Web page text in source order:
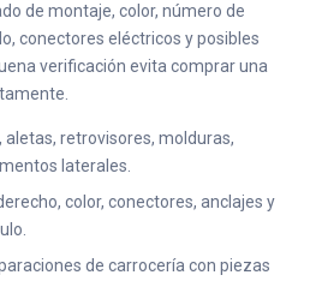
de montaje, color, número de
conectores eléctricos y posibles
verificación evita comprar una
retrovisores, molduras,
laterales.
color, conectores, anclajes y
de carrocería con piezas